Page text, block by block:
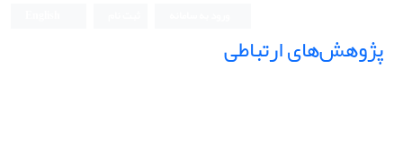
پژوهش‌های ارتباطی